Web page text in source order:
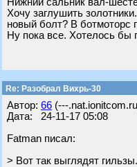
Хочу заглушить
новый болт? В ботмоторс
Ну пока все. Хотелось бы
Re: Разобрал Вихрь-30
Автор: 66 (---
Дата: 24-11-17 05:08
Fatman писал:
> Вот так выглядят